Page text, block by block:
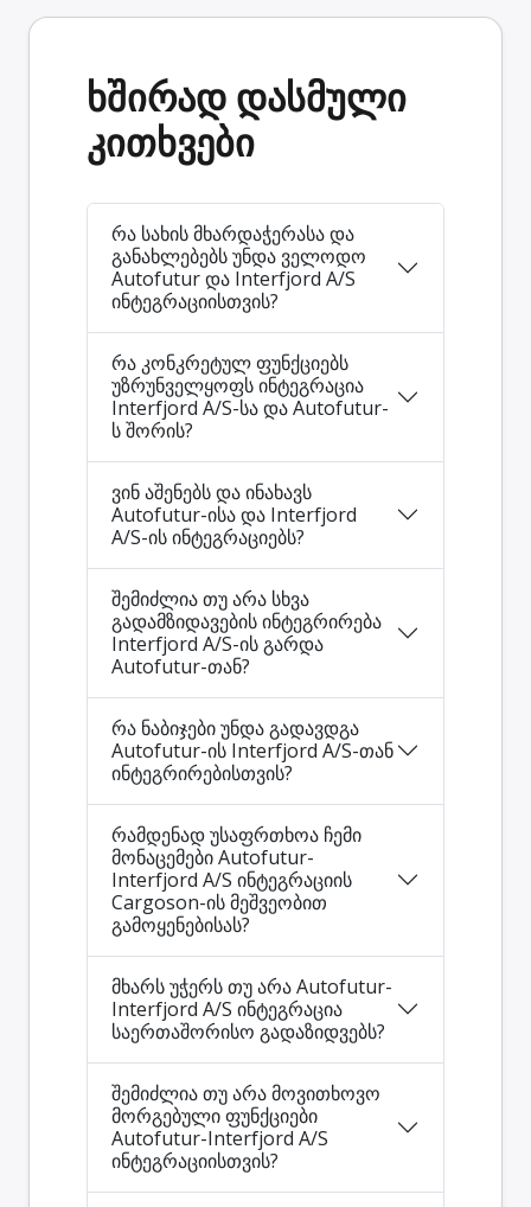
ხშირად დასმული
კითხვები
რა სახის მხარდაჭერასა და
განახლებებს უნდა ველოდო
Autofutur და Interfjord A/S
ინტეგრაციისთვის?
რა კონკრეტულ ფუნქციებს
უზრუნველყოფს ინტეგრაცია
Interfjord A/S-სა და Autofutur-
ს შორის?
ვინ აშენებს და ინახავს
Autofutur-ისა და Interfjord
A/S-ის ინტეგრაციებს?
შემიძლია თუ არა სხვა
გადამზიდავების ინტეგრირება
Interfjord A/S-ის გარდა
Autofutur-თან?
რა ნაბიჯები უნდა გადავდგა
Autofutur-ის Interfjord A/S-თან
ინტეგრირებისთვის?
რამდენად უსაფრთხოა ჩემი
მონაცემები Autofutur-
Interfjord A/S ინტეგრაციის
Cargoson-ის მეშვეობით
გამოყენებისას?
მხარს უჭერს თუ არა Autofutur-
Interfjord A/S ინტეგრაცია
საერთაშორისო გადაზიდვებს?
შემიძლია თუ არა მოვითხოვო
მორგებული ფუნქციები
Autofutur-Interfjord A/S
ინტეგრაციისთვის?